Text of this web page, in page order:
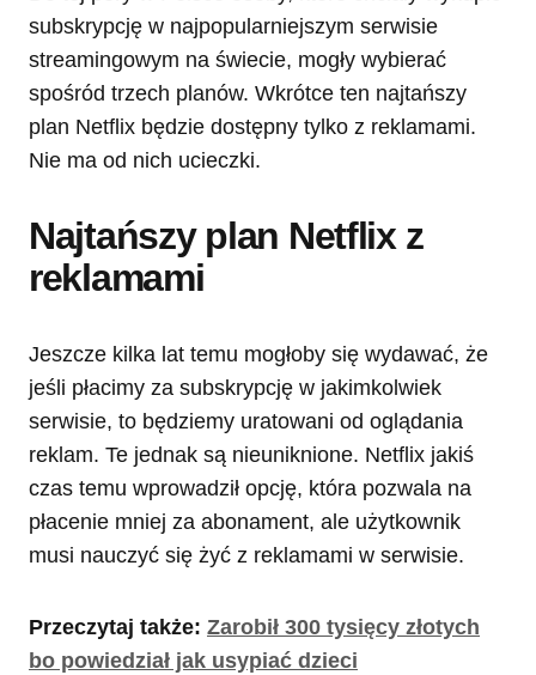
subskrypcję w najpopularniejszym serwisie
streamingowym na świecie, mogły wybierać
spośród trzech planów. Wkrótce ten najtańszy
plan Netflix będzie dostępny tylko z reklamami.
Nie ma od nich ucieczki.
Najtańszy plan Netflix z
reklamami
Jeszcze kilka lat temu mogłoby się wydawać, że
jeśli płacimy za subskrypcję w jakimkolwiek
serwisie, to będziemy uratowani od oglądania
reklam. Te jednak są nieuniknione. Netflix jakiś
czas temu wprowadził opcję, która pozwala na
płacenie mniej za abonament, ale użytkownik
musi nauczyć się żyć z reklamami w serwisie.
Przeczytaj także: Zarobił 300 tysięcy złotych
bo powiedział jak usypiać dzieci